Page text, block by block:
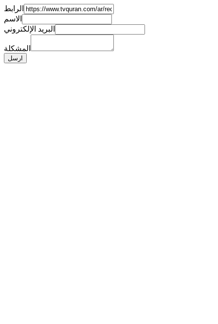
الرابط
الاسم
البريد الإلكتروني
المشكلة
ارسل